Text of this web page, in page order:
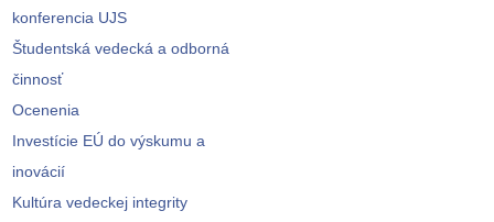
konferencia UJS
Študentská vedecká a odborná
činnosť
Ocenenia
Investície EÚ do výskumu a
inovácií
Kultúra vedeckej integrity